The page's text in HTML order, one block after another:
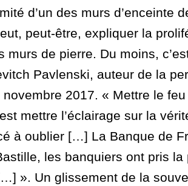
d’un des murs d’enceinte
peut-être, expliquer la
murs de pierre. Du moins,
Pavlenski, auteur de la
2017. « Mettre le
mettre l’éclairage sur la
à oublier […] La Banque de
les banquiers ont pris la
». Un glissement de la